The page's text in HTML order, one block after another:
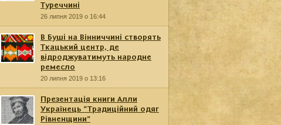
Туреччині
26 липня 2019 о 16:44
В Буші на Вінниччині створять
Ткацький центр, де
відроджуватимуть народне
ремесло
20 липня 2019 о 13:16
Презентація книги Алли
Українець “Традиційний одяг
Рівненщини”